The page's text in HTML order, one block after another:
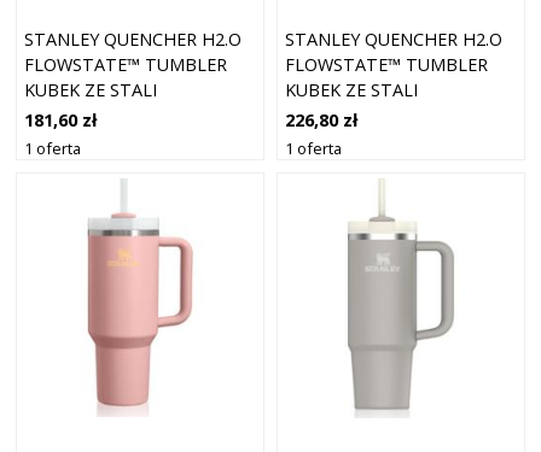
STANLEY QUENCHER H2.O
FLOWSTATE™ TUMBLER
KUBEK ZE STALI
NIERDZEWNEJ ZE SŁOMKĄ
MAŁY PURPLE DUST 590 ML
181,60 zł
1 oferta
STANLEY QUENCHER H2.O
FLOWSTATE™ TUMBLER
KUBEK ZE STALI
NIERDZEWNEJ ZE SŁOMKĄ
ŚREDNI PEACH ROSE 890
226,80 zł
1 oferta